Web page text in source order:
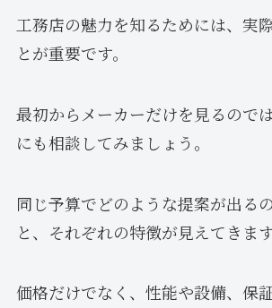
工務店の魅力を知るためには、実
とが重要です。
最初からメーカーだけを見るので
にも相談してみましょう。
同じ予算でどのような提案が出る
と、それぞれの特徴が見えてきます
価格だけでなく、性能や設備、保